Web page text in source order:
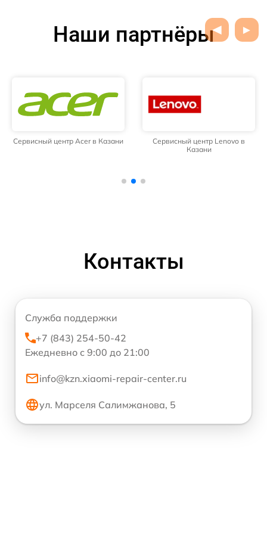
Наши партнёры
Сервисный центр Acer в Казани
Сервисный центр Lenovo в
Казани
Контакты
Служба поддержки
+7 (843) 254-50-42
Ежедневно с 9:00 до 21:00
info@kzn.xiaomi-repair-center.ru
ул. Марселя Салимжанова, 5